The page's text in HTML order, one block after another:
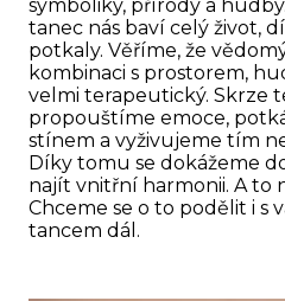
symboliky, přírody a
tanec nás baví celý život,
potkaly. Věříme, že
kombinaci s prostorem,
velmi terapeutický. Skrze
propouštíme emoce,
stínem a vyživujeme tím
Díky tomu se dokážeme
najít vnitřní harmonii. A to
Chceme se o to podělit i s
tancem dál.